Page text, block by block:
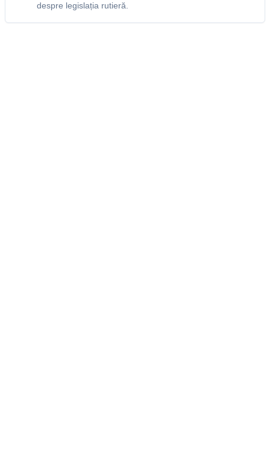
despre legislația rutieră.